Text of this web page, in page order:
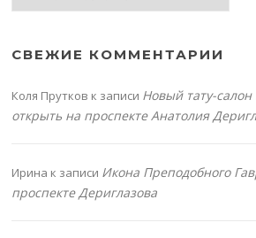
СВЕЖИЕ КОММЕНТАРИИ
Коля Прутков к записи Новый тату-
открыть на проспекте Анатолия
Ирина к записи Икона Преподобного
проспекте Дериглазова